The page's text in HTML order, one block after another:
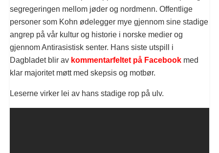
segregeringen mellom jøder og nordmenn. Offentlige
personer som Kohn ødelegger mye gjennom sine stadige
angrep på vår kultur og historie i norske medier og
gjennom Antirasistisk senter. Hans siste utspill i
Dagbladet blir av kommentarfeltet på Facebook med
klar majoritet møtt med skepsis og motbør.
Leserne virker lei av hans stadige rop på ulv.